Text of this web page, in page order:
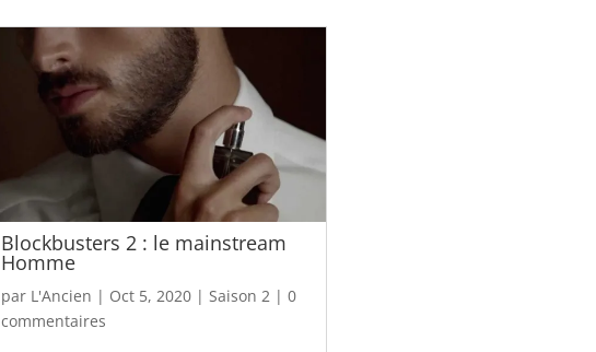
Blockbusters 2 : le mainstream
Homme
par L'Ancien | Oct 5, 2020| Saison 2| 0
commentaires